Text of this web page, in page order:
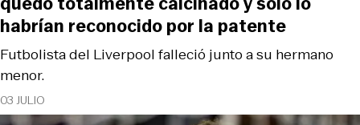
03 JULIO
Futbolista del Liverpool falleció junto a su hermano
menor.
habrían reconocido por la patente